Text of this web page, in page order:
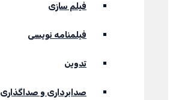
فیلم سازی
فیلمنامه نویسی
تدوین
صدابرداری و صداگذاری